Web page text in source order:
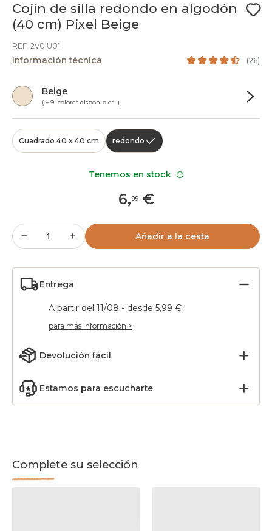
Cojín de silla redondo en algodón
(40 cm) Pixel Beige
REF. 2V0IU01
Información técnica (26)
Beige
( + 9 colores disponibles )
Cuadrado 40 x 40 cm redondo
6,99€
Añadir a la cesta
Entrega
A partir del 11/08 - desde 5,99 €
para más información >
Devolución fácil
Estamos para escucharte
Complete su selección